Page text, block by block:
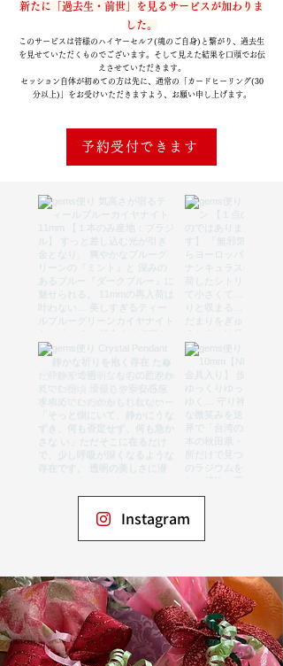
新たに「過去生・前世」を見る サービスが加わりま
した。
このサービスは皆様のハイヤーセルフ(魂のご自身)と繋がり、過去生
を見せていただくものでございます。そして見えた結果を口頭でお伝
えさせていただきます。
セッション自体が初めての方は先に、通常の「カードヒーリング(30
分以上)」をお受けいただきますよう、お願い申し上げます。
予約受付できます
Instagram